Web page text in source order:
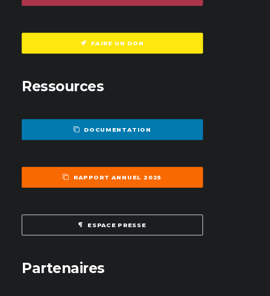
FAIRE UN DON
Ressources
DOCUMENTATION
RAPPORT ANNUEL 2025
ESPACE PRESSE
Partenaires